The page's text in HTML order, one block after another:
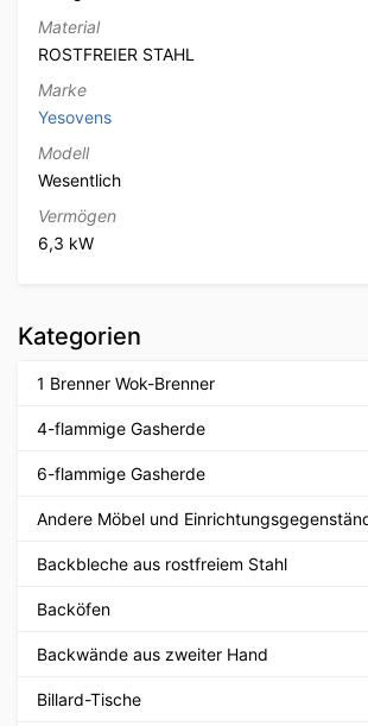
Material
ROSTFREIER STAHL
Marke
Yesovens
Modell
Wesentlich
Vermögen
6,3 kW
Kategorien
1 Brenner Wok-Brenner
4-flammige Gasherde
6-flammige Gasherde
Andere Möbel und
Backbleche aus rostfreiem Stahl
Backöfen
Backwände aus zweiter Hand
Billard-Tische